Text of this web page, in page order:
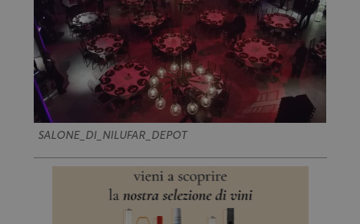
SALONE_DI_NILUFAR_DEPOT